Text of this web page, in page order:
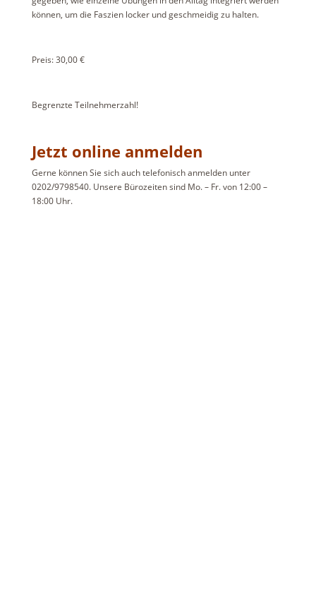
können, um die Faszien locker und geschmeidig zu halten.
Preis: 30,00 €
Begrenzte Teilnehmerzahl!
Jetzt online anmelden
Gerne können Sie sich auch telefonisch anmelden unter
0202/9798540. Unsere Bürozeiten sind Mo. – Fr. von 12:00 –
18:00 Uhr.